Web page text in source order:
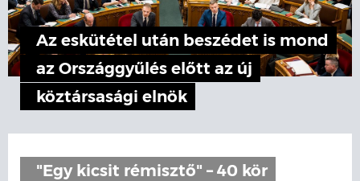
Az eskütétel után beszédet is mond
az Országgyűlés előtt az új
köztársasági elnök
"Egy kicsit rémisztő" – 40 kör